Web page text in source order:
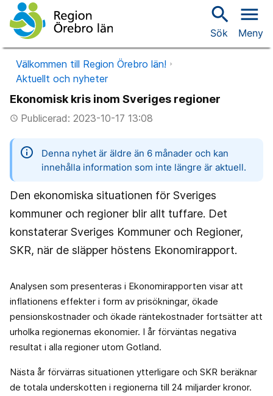
search
Sök
menu
Meny
Välkommen till Region Örebro län!
Aktuellt och nyheter
Ekonomisk kris inom Sveriges regioner
access_timePublicerad: 2023-10-17 13:08
information
Denna nyhet är äldre än 6 månader och kan
innehålla information som inte längre är aktuell.
Den ekonomiska situationen för Sveriges
kommuner och regioner blir allt tuffare. Det
konstaterar Sveriges Kommuner och Regioner,
SKR, när de släpper höstens Ekonomirapport.
Analysen som presenteras i Ekonomirapporten visar att
inflationens effekter i form av prisökningar, ökade
pensionskostnader och ökade räntekostnader fortsätter att
urholka regionernas ekonomier. I år förväntas negativa
resultat i alla regioner utom Gotland.
Nästa år förvärras situationen ytterligare och SKR beräknar
de totala underskotten i regionerna till 24 miljarder kronor.